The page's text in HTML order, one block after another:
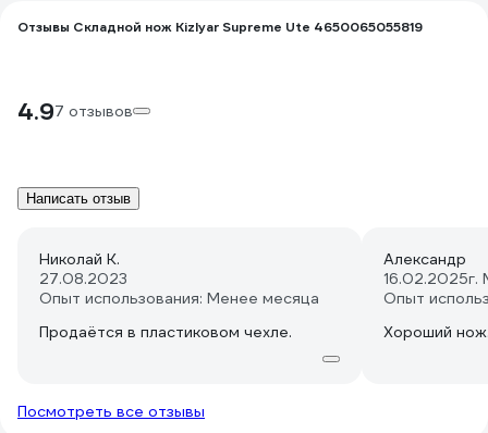
Отзывы Складной нож Kizlyar Supreme Ute 4650065055819
4.97 отзывов
Написать отзыв
Николай К.
27.08.2023
Опыт использования: Менее месяца
Продаётся в пластиковом чехле.
Александр
16.02.2025г.
Опыт
Хороший
Посмотреть все отзывы